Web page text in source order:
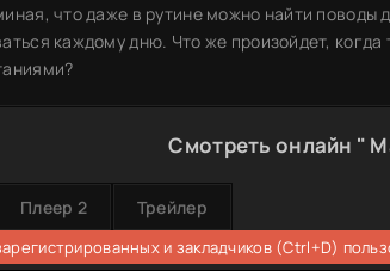
что даже в рутине можно найти поводы
каждому дню. Что же произойдет,
Смотреть онлайн "
Плеер 2 Трейлер
и закладчиков (Ctrl+D)